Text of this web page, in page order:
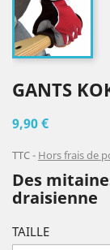
GANTS
9,90 €
TTC Hors frais de
Des
draisienne
TAILLE